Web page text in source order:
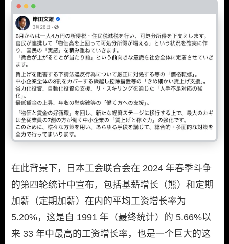
在此背景下，日本工会联合会在 2024 年春季斗争
的第四轮统计中宣布，包括基薪增长（熊）和定期
加薪（定期加薪）在内的平均工资增长率为
5.20%，这是自 1991 年（最终统计）的 5.66%以
来 33 年中最高的工资增长率，也是一个巨大的这